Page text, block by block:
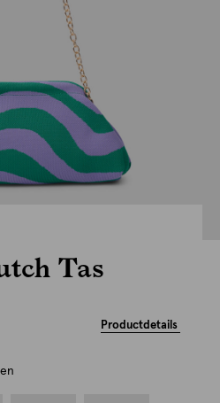
Tas
Productdetails